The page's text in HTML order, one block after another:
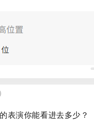
）
表演你能看进去多少？